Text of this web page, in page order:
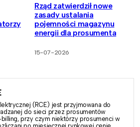
Rząd zatwierdził nowe
zasady ustalania
pojemności magazynu
energii dla prosumenta
15-07-2026
(RCE) jest przyjmowana do
do sieci przez prosumentów
przy czym niektórzy prosumenci w